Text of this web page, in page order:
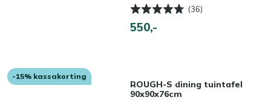
(36)
550,-
-15% kassakorting
ROUGH-S dining tuintafel
90x90x76cm